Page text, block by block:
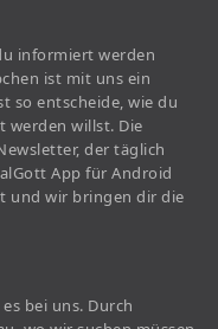
informiert werden
ist mit uns ein
so entscheide, wie du
werden willst. Die
der täglich
App für Android
und wir bringen dir die
bei uns. Durch